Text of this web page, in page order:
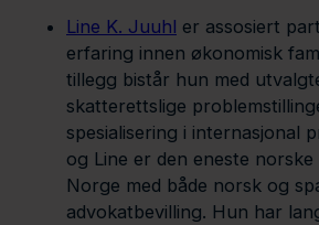
Line K. Juuhl er assosiert
erfaring innen økonomisk
tillegg bistår hun med
skatterettslige
spesialisering i internasjonal
og Line er den eneste norske
Norge med både norsk og
advokatbevilling. Hun har